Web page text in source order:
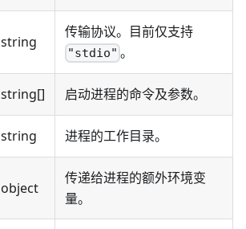
string
传输协议。目前仅支持
"stdio" 。
string[] 启动进程的命令及参数。
string 进程的工作目录。
object
传递给进程的额外环境变
量。